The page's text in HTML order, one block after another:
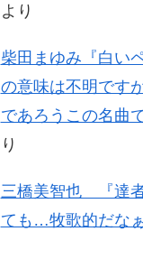
より
柴田まゆみ『白い
の意味は不明です
であろうこの
り
三橋美智也 『達
ても…牧歌的だな